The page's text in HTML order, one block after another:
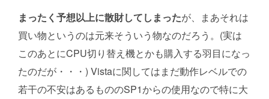
まったく予想以上に散財してしまったが、まあそれは
買い物というのは元来そういう物なのだろう。(実は
このあとにCPU切り替え機とかも購入する羽目になっ
たのだが・・・) Vistaに関してはまだ動作レベルでの
若干の不安はあるもののSP1からの使用なので特に大